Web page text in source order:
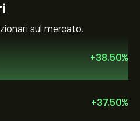
sul mercato.
+38.50%
+37.50%